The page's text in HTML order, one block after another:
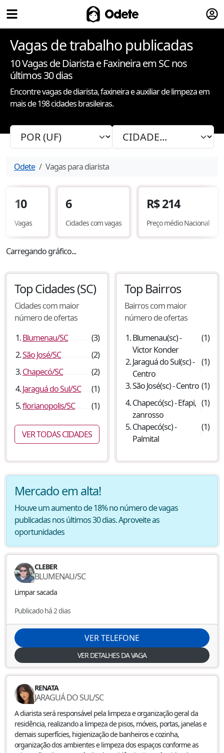
Odete
Vagas de trabalho publicadas
10Vagas de Diarista e Faxineiraem SC nos
últimos 30 dias
Encontre vagas de diarista, faxineira e auxiliar de limpeza em
mais de 198 cidades brasileiras.
Odete Vagas para diarista
10
Vagas
6
Cidades com vagas
R$214
Preço médio Nacional
Carregando gráfico...
Top Cidades(SC)
Cidades com maior
número de ofertas
Blumenau/SC (3)
São José/SC (2)
Chapecó/SC (2)
Jaraguá do Sul/SC (1)
florianopolis/SC (1)
VER TODAS CIDADES
Top Bairros
Bairros com maior
número de ofertas
Blumenau(sc) -
Victor Konder
(1)
Jaraguá do Sul(sc) -
Centro
(1)
São José(sc) -Centro (1)
Chapecó(sc) -Efapi,
zanrosso
(1)
Chapecó(sc) -
Palmital
(1)
Mercado em alta!
Houve um aumento de 18% no número de vagas
publicadas nos últimos 30 dias. Aproveite as
oportunidades
CLEBER
BLUMENAU/SC
Limpar sacada
Publicado há 2 dias
VER TELEFONE
VER DETALHES DA VAGA
RENATA
JARAGUÁ DO SUL/SC
A diarista será responsável pela limpeza e organização geral da
residência, realizando a limpeza de pisos, móveis, portas, janelas e
demais superfícies, higienização de banheiros e cozinha,
organização dos ambientes e limpeza dos espaços conforme as